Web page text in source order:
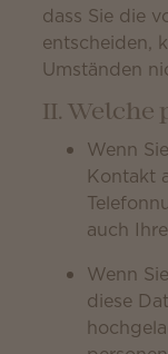
dass Sie die
entscheiden,
Umständen
II. Welche
Wenn
Kontakt
auch
Wenn
diese